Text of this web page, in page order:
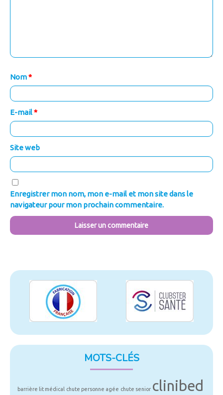
Nom*
E-mail*
Site web
Enregistrer mon nom, mon e-mail et mon site dans le
navigateur pour mon prochain commentaire.
MOTS-CLÉS
barrière lit médical chute personne agée chute senior clinibed